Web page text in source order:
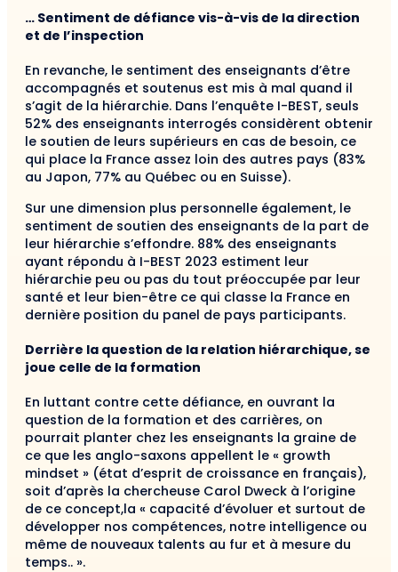
… Sentiment de défiance vis-à-vis de la direction
et de l’inspection
En revanche, le sentiment des enseignants d’être
accompagnés et soutenus est mis à mal quand il
s’agit de la hiérarchie. Dans l’enquête I-BEST, seuls
52% des enseignants interrogés considèrent obtenir
le soutien de leurs supérieurs en cas de besoin, ce
qui place la France assez loin des autres pays (83%
au Japon, 77% au Québec ou en Suisse).
Sur une dimension plus personnelle également, le
sentiment de soutien des enseignants de la part de
leur hiérarchie s’effondre. 88% des enseignants
ayant répondu à I-BEST 2023 estiment leur
hiérarchie peu ou pas du tout préoccupée par leur
santé et leur bien-être ce qui classe la France en
dernière position du panel de pays participants.
Derrière la question de la relation hiérarchique, se
joue celle de la formation
En luttant contre cette défiance, en ouvrant la
question de la formation et des carrières, on
pourrait planter chez les enseignants la graine de
ce que les anglo-saxons appellent le « growth
mindset » (état d’esprit de croissance en français),
soit d’après la chercheuse Carol Dweck à l’origine
de ce concept,la « capacité d’évoluer et surtout de
développer nos compétences, notre intelligence ou
même de nouveaux talents au fur et à mesure du
temps.. ».